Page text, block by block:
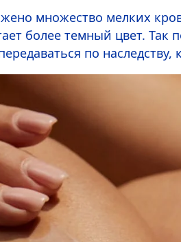
множество мелких
более темный цвет.
по наследству,